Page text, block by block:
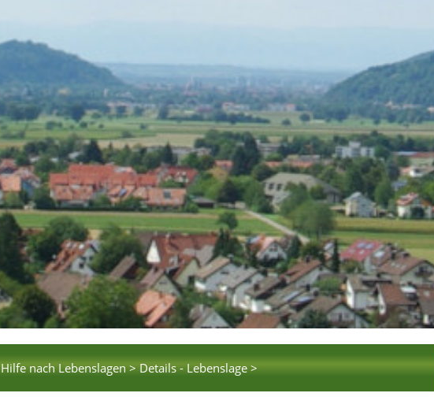
Hilfe nach Lebenslagen > Details - Lebenslage >